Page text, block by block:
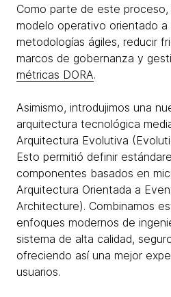
Como parte de este
modelo operativo orientado a
metodologías ágiles, reducir
marcos de gobernanza y
métricas DORA.
Asimismo, introdujimos una
arquitectura tecnológica
Arquitectura Evolutiva
Esto permitió definir
componentes basados en
Arquitectura Orientada a
Architecture). Combinamos
enfoques modernos de
sistema de alta calidad,
ofreciendo así una mejor
usuarios.